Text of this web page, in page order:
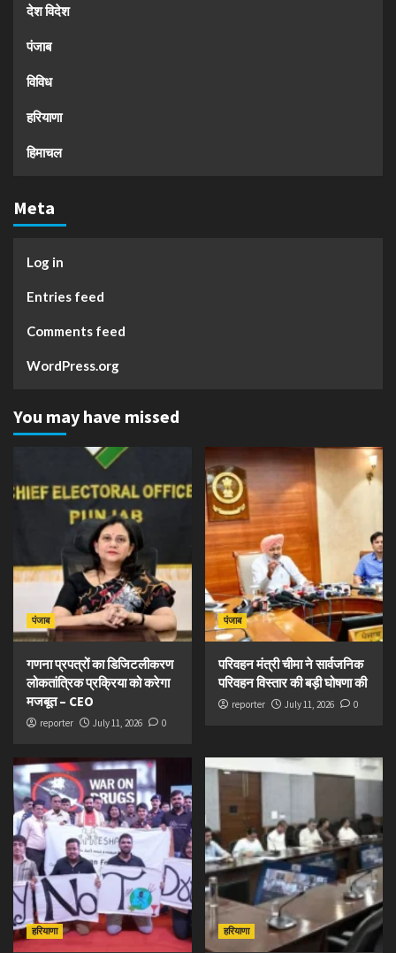
देश विदेश
पंजाब
विविध
हरियाणा
हिमाचल
Meta
Log in
Entries feed
Comments feed
WordPress.org
You may have missed
पंजाब
गणना प्रपत्रों का डिजिटलीकरण
लोकतांत्रिक प्रक्रिया को करेगा
मजबूत – CEO
reporter July 11, 2026 0
पंजाब
परिवहन मंत्री चीमा ने सार्वजनिक
परिवहन विस्तार की बड़ी घोषणा की
reporter July 11, 2026 0
हरियाणा हरियाणा